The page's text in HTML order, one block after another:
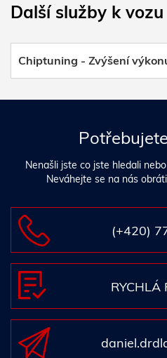
Další služby k vozu
Chiptuning - Zvýšení
Nenašli jste co jste hledali
Neváhejte se na nás
(+420)
RYCHLÁ